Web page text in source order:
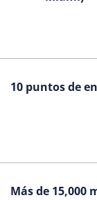
10 puntos de
Más de 15,000